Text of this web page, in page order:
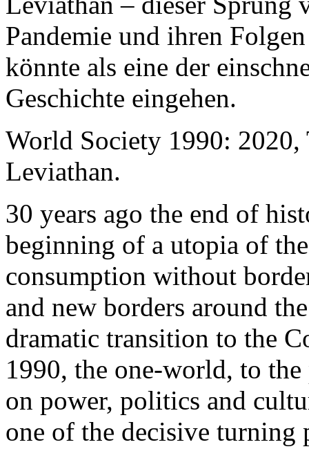
Pandemie und ihren
könnte als eine der
Geschichte eingehen.
World Society 1990: 2020,
Leviathan.
30 years ago the end of
beginning of a utopia of
consumption without
and new borders around
dramatic transition to the
1990, the one-world, to the
on power, politics and
one of the decisive turning